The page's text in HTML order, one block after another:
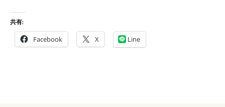
共有:
Facebook X Line